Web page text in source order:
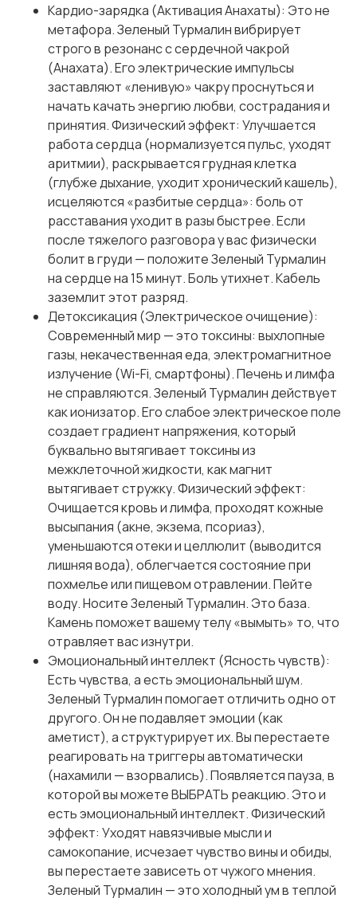
Кардио-зарядка (Активация Анахаты): Это не
метафора. Зеленый Турмалин вибрирует
строго в резонанс с сердечной чакрой
(Анахата). Его электрические импульсы
заставляют «ленивую» чакру проснуться и
начать качать энергию любви, сострадания и
принятия. Физический эффект: Улучшается
работа сердца (нормализуется пульс, уходят
аритмии), раскрывается грудная клетка
(глубже дыхание, уходит хронический кашель),
исцеляются «разбитые сердца»: боль от
расставания уходит в разы быстрее. Если
после тяжелого разговора у вас физически
болит в груди — положите Зеленый Турмалин
на сердце на 15 минут. Боль утихнет. Кабель
заземлит этот разряд.
Детоксикация (Электрическое очищение):
Современный мир — это токсины: выхлопные
газы, некачественная еда, электромагнитное
излучение (Wi-Fi, смартфоны). Печень и лимфа
не справляются. Зеленый Турмалин действует
как ионизатор. Его слабое электрическое поле
создает градиент напряжения, который
буквально вытягивает токсины из
межклеточной жидкости, как магнит
вытягивает стружку. Физический эффект:
Очищается кровь и лимфа, проходят кожные
высыпания (акне, экзема, псориаз),
уменьшаются отеки и целлюлит (выводится
лишняя вода), облегчается состояние при
похмелье или пищевом отравлении. Пейте
воду. Носите Зеленый Турмалин. Это база.
Камень поможет вашему телу «вымыть» то, что
отравляет вас изнутри.
Эмоциональный интеллект (Ясность чувств):
Есть чувства, а есть эмоциональный шум.
Зеленый Турмалин помогает отличить одно от
другого. Он не подавляет эмоции (как
аметист), а структурирует их. Вы перестаете
реагировать на триггеры автоматически
(нахамили — взорвались). Появляется пауза, в
которой вы можете ВЫБРАТЬ реакцию. Это и
есть эмоциональный интеллект. Физический
эффект: Уходят навязчивые мысли и
самокопание, исчезает чувство вины и обиды,
вы перестаете зависеть от чужого мнения.
Зеленый Турмалин — это холодный ум в теплой